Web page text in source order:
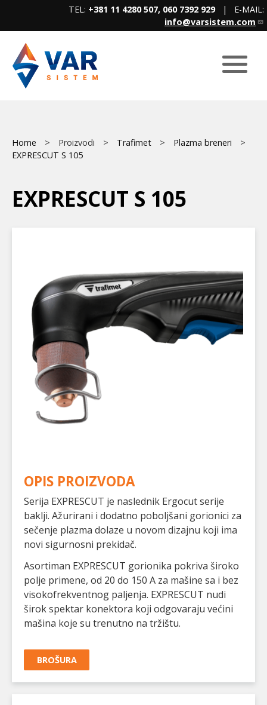
content
TEL: +381 11 4280 507, 060 7392 929| E-MAIL:
info@varsistem.com
Main
Breadcrumb
Home Proizvodi Trafimet
Plazma breneri
EXPRESCUT S 105
EXPRESCUT S 105
OPIS PROIZVODA
Serija EXPRESCUT je naslednik Ergocut serije
baklji. Ažurirani i dodatno poboljšani gorionici za
sečenje plazma dolaze u novom dizajnu koji ima
novi sigurnosni prekidač.
Asortiman EXPRESCUT gorionika pokriva široko
polje primene, od 20 do 150 A za mašine sa i bez
visokofrekventnog paljenja. EXPRESCUT nudi
širok spektar konektora koji odgovaraju većini
mašina koje su trenutno na tržištu.
BROŠURA